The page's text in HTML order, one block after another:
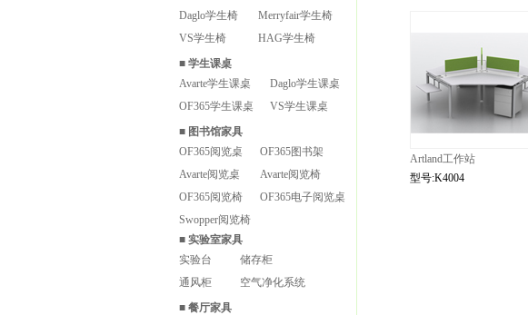
Daglo学生椅
Merryfair学生椅
VS学生椅
HAG学生椅
■ 学生课桌
Avarte学生课桌
Daglo学生课桌
OF365学生课桌
VS学生课桌
■ 图书馆家具
OF365阅览桌
OF365图书架
Avarte阅览桌
Avarte阅览椅
OF365阅览椅
OF365电子阅览桌
Swopper阅览椅
■ 实验室家具
实验台
储存柜
通风柜
空气净化系统
■ 餐厅家具
Artland工作站
型号:K4004